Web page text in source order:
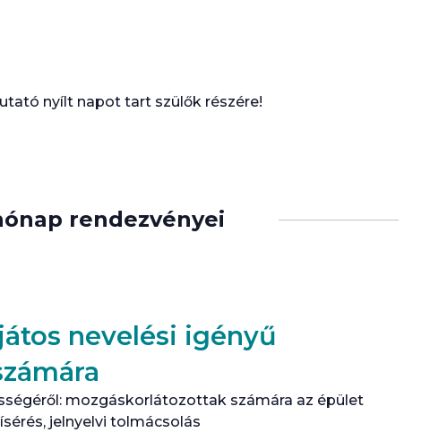
nyílt napot tart szülők részére!
rendezvényei
nevelési igényű
mozgáskorlátozottak számára az épület
jelnyelvi tolmácsolás